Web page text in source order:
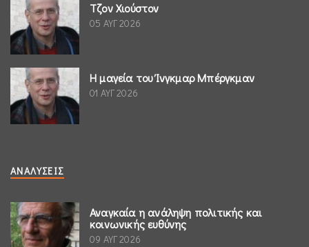
Τζον Χιούστον
05 ΑΥΓ 2026
Η μαγεία του Ίνγκμαρ Μπέργκμαν
01 ΑΥΓ 2026
ΑΝΑΛΎΣΕΙΣ
Αναγκαία η ανάληψη πολιτικής και
κοινωνικής ευθύνης
09 ΑΥΓ 2026